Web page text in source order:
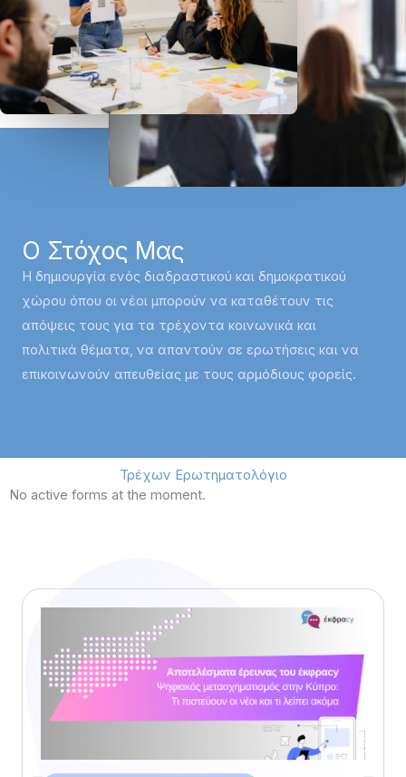
Ο Στόχος Μας
Η δημιουργία ενός διαδραστικού και δημοκρατικού
χώρου όπου οι νέοι μπορούν να καταθέτουν τις
απόψεις τους για τα τρέχοντα κοινωνικά και
πολιτικά θέματα, να απαντούν σε ερωτήσεις και να
επικοινωνούν απευθείας με τους αρμόδιους φορείς.
Τρέχων Ερωτηματολόγιο
No active forms at the moment.